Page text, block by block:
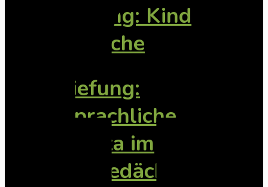
Vertiefung: Kind
Jugendliche
Vertiefung:
Vorsprachliche
Traumata im
Körpergedächtnis